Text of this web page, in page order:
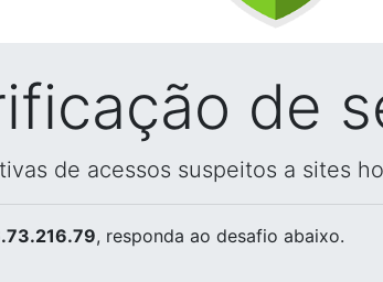
de
de acessos suspeitos a sites
, responda ao desafio abaixo.